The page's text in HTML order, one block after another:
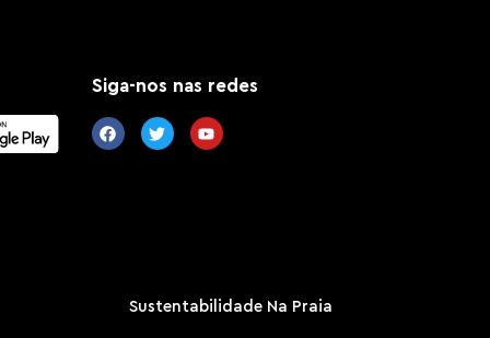
Siga-nos nas redes
Sustentabilidade Na Praia